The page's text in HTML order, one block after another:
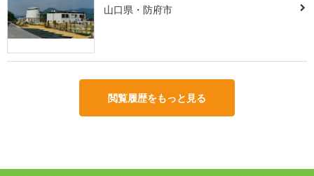
山口県・防府市
閲覧履歴をもっと見る